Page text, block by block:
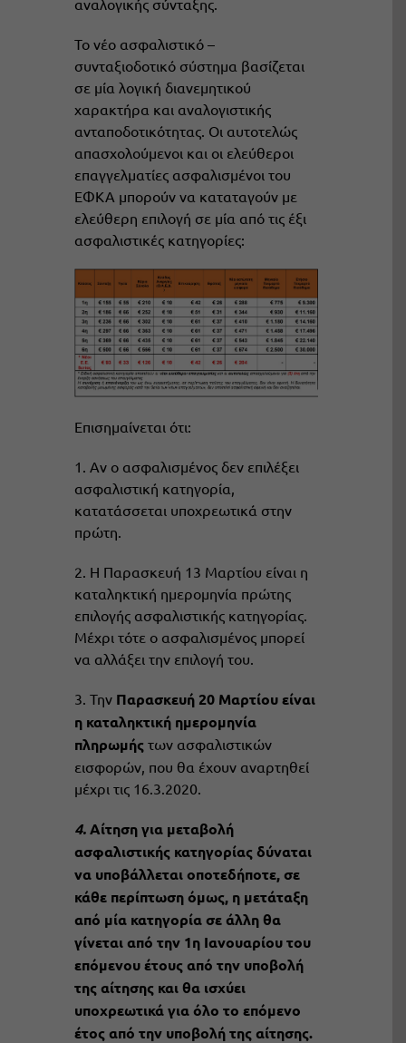
αναλογικής σύνταξης.
Το νέο ασφαλιστικό –
συνταξιοδοτικό σύστημα βασίζεται
σε μία λογική διανεμητικού
χαρακτήρα και αναλογιστικής
ανταποδοτικότητας. Οι αυτοτελώς
απασχολούμενοι και οι ελεύθεροι
επαγγελματίες ασφαλισμένοι του
ΕΦΚΑ μπορούν να καταταγούν με
ελεύθερη επιλογή σε μία από τις έξι
ασφαλιστικές κατηγορίες:
Επισημαίνεται ότι:
1. Αν ο ασφαλισμένος δεν επιλέξει
ασφαλιστική κατηγορία,
κατατάσσεται υποχρεωτικά στην
πρώτη.
2. Η Παρασκευή 13 Μαρτίου είναι η
καταληκτική ημερομηνία πρώτης
επιλογής ασφαλιστικής κατηγορίας.
Μέχρι τότε ο ασφαλισμένος μπορεί
να αλλάξει την επιλογή του.
3. Την Παρασκευή 20 Μαρτίου είναι
η καταληκτική ημερομηνία
πληρωμής των ασφαλιστικών
εισφορών, που θα έχουν αναρτηθεί
μέχρι τις 16.3.2020.
4.Αίτηση για μεταβολή
ασφαλιστικής κατηγορίας δύναται
να υποβάλλεται οποτεδήποτε, σε
κάθε περίπτωση όμως, η μετάταξη
από μία κατηγορία σε άλλη θα
γίνεται από την 1η Ιανουαρίου του
επόμενου έτους από την υποβολή
της αίτησης και θα ισχύει
υποχρεωτικά για όλο το επόμενο
έτος από την υποβολή της αίτησης.